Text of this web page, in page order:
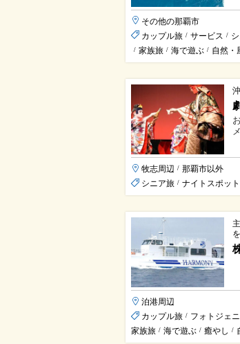
その他の那覇市
カップル旅 / サービス /
/ 家族旅 / 海で遊ぶ / 自然・
牧志周辺 / 那覇市以外
シニア旅 / ナイトスポット
泊港周辺
カップル旅 / フォトジェ
家族旅 / 海で遊ぶ / 癒やし /